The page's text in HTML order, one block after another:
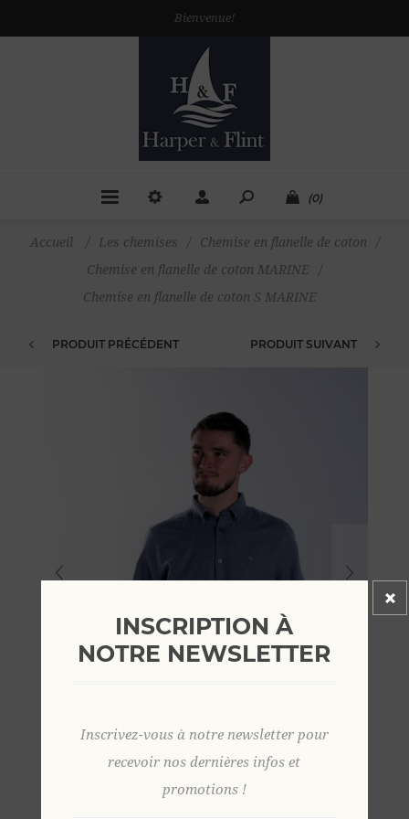
Bienvenue!
(0)
Accueil / Les chemises / Chemise en flanelle de coton
/
Chemise en flanelle de coton MARINE
/
Chemise en flanelle de coton S MARINE
PRODUIT PRÉCÉDENT PRODUIT SUIVANT
INSCRIPTION À
NOTRE NEWSLETTER
Inscrivez-vous à notre newsletter pour
recevoir nos dernières infos et
promotions !